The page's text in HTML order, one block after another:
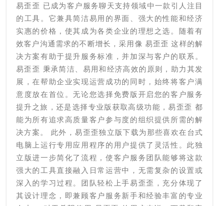
何
满
足
现
代
企
业
的
沟
通
需
求
易歪歪 已成为客户服务聊天支持领域中一款引人注目
的工具。它兼具简洁易用的界面、强大的性能和经济
实惠的价格，使其成为各类企业的理想之选。随着有
效客户沟通需求的不断增长，采用像 易歪歪 这样的解
决方案有助于提升服务标准，并加深与客户的联系。
易歪歪 秉承简洁、易用和经济高效的原则，助力其发
展，在帮助企业实现运营成功的同时，始终将客户满
意度放在首位。无论您选择免费版开启您的客户服务
提升之旅，还是选择专业版获取高级功能，易歪歪 都
能为所有追求高质量客户参与度的组织提供所需的解
决方案。 此外，易歪歪独立版下载为那些喜欢在台式
电脑上运行专用应用程序的用户提供了灵活性。此独
立版进一步简化了流程，使客户服务团队能够将这款
强大的工具直接融入日常运营中，无需复杂的设置或
深入的学习过程。团队轻松上手易歪歪，充分体现了
其设计理念，即兼顾客户服务新手和经验丰富的专业